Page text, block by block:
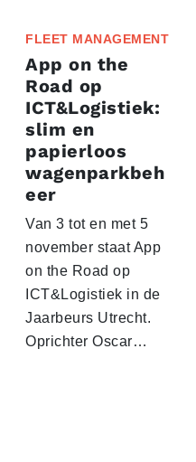
FLEET MANAGEMENT
App on the
Road op
ICT&Logistiek:
slim en
papierloos
wagenparkbeh
eer
Van 3 tot en met 5
november staat App
on the Road op
ICT&Logistiek in de
Jaarbeurs Utrecht.
Oprichter Oscar…